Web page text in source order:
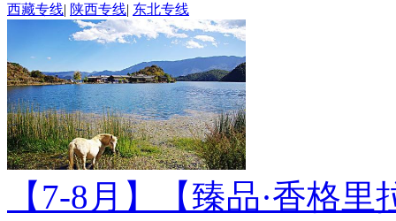
西藏专线| 陕西专线| 东北专线
【7-8月】【臻品·香格